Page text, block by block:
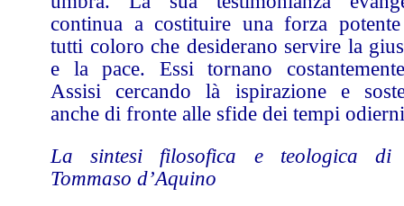
continua a costituire una forza
tutti coloro che desiderano servire la
e la pace. Essi tornano
Assisi cercando là ispirazione e
anche di fronte alle sfide dei tempi
La sintesi filosofica e teologica di
Tommaso d’Aquino